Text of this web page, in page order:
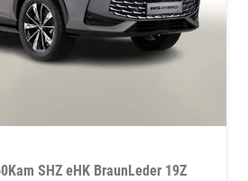
SHZ eHK BraunLeder 19Z